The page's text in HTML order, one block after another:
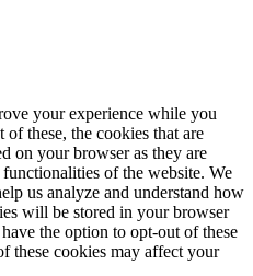
your experience while you
these, the cookies that are
on your browser as they are
of the website. We
us analyze and understand how
will be stored in your browser
the option to opt-out of these
these cookies may affect your